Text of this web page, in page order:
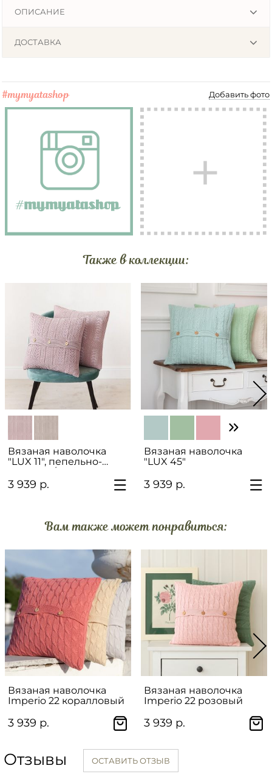
ОПИСАНИЕ
ДОСТАВКА
#mymyatashop Добавить фото
Также в коллекции:
Вязаная наволочка
"LUX 11", пепельно-
розовый/умбра
3 939 р.
Вязаная наволочка
"LUX 45"
3 939 р.
Вам также может понравиться:
Вязаная наволочка
Imperio 22 коралловый
3 939 р.
Вязаная наволочка
Imperio 22 розовый
3 939 р.
Отзывы ОСТАВИТЬ ОТЗЫВ